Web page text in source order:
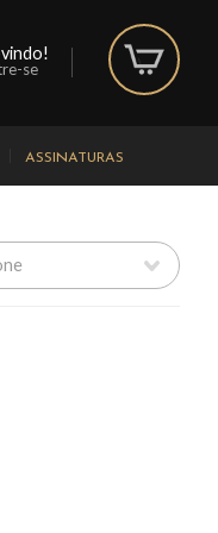
se
ASSINATURAS